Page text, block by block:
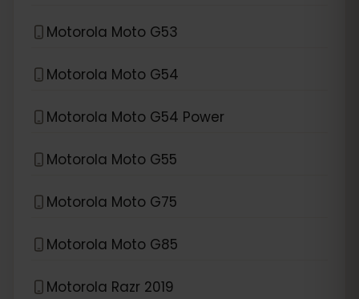
Motorola Moto G53
Motorola Moto G54
Motorola Moto G54 Power
Motorola Moto G55
Motorola Moto G75
Motorola Moto G85
Motorola Razr 2019